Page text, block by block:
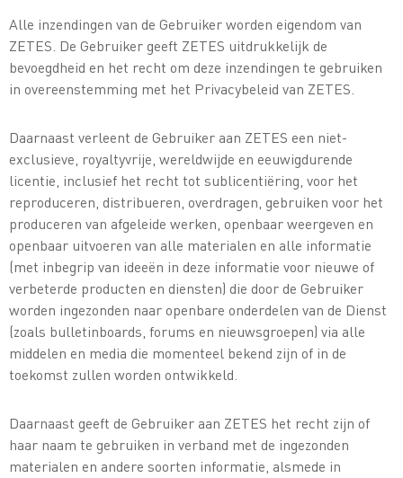
Alle inzendingen van de Gebruiker worden eigendom van
ZETES. De Gebruiker geeft ZETES uitdrukkelijk de
bevoegdheid en het recht om deze inzendingen te gebruiken
in overeenstemming met het Privacybeleid van ZETES.
Daarnaast verleent de Gebruiker aan ZETES een niet-
exclusieve, royaltyvrije, wereldwijde en eeuwigdurende
licentie, inclusief het recht tot sublicentiëring, voor het
reproduceren, distribueren, overdragen, gebruiken voor het
produceren van afgeleide werken, openbaar weergeven en
openbaar uitvoeren van alle materialen en alle informatie
(met inbegrip van ideeën in deze informatie voor nieuwe of
verbeterde producten en diensten) die door de Gebruiker
worden ingezonden naar openbare onderdelen van de Dienst
(zoals bulletinboards, forums en nieuwsgroepen) via alle
middelen en media die momenteel bekend zijn of in de
toekomst zullen worden ontwikkeld.
Daarnaast geeft de Gebruiker aan ZETES het recht zijn of
haar naam te gebruiken in verband met de ingezonden
materialen en andere soorten informatie, alsmede in